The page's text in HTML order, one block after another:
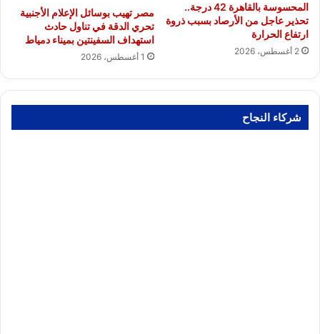
المحسوسة بالقاهرة 42 درجة..
تحذير عاجل من الأرصاد بسبب ذروة
ارتفاع الحرارة
2 أغسطس، 2026
مصر تهيب بوسائل الإعلام الأجنبية
تحري الدقة في تناول حادث
استهداف السفينتين بميناء دمياط
1 أغسطس، 2026
شركاء النجاح